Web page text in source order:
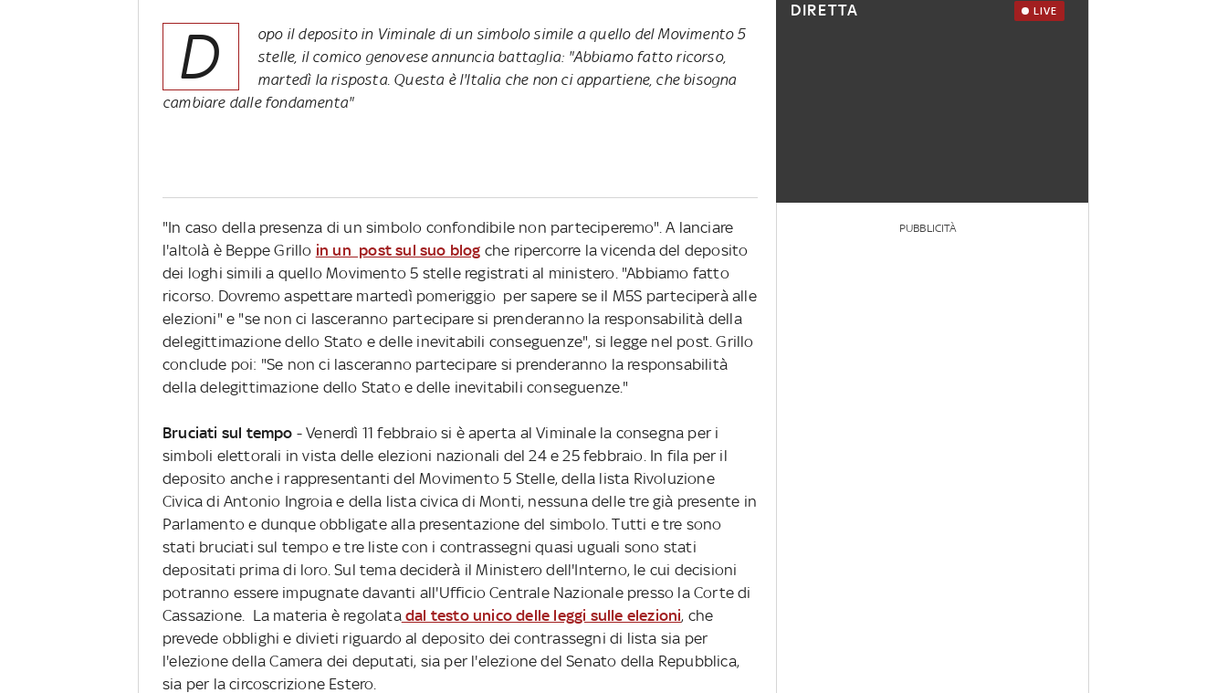
D
opo il deposito in Viminale di un simbolo simile a quello del Movimento 5
stelle, il comico genovese annuncia battaglia: "Abbiamo fatto ricorso,
martedì la risposta. Questa è l'Italia che non ci appartiene, che bisogna
cambiare dalle fondamenta"
"In caso della presenza di un simbolo confondibile non parteciperemo". A lanciare
l'altolà è Beppe Grillo in un post sul suo blog che ripercorre la vicenda del deposito
dei loghi simili a quello Movimento 5 stelle registrati al ministero. "Abbiamo fatto
ricorso. Dovremo aspettare martedì pomeriggio per sapere se il M5S parteciperà alle
elezioni" e "se non ci lasceranno partecipare si prenderanno la responsabilità della
delegittimazione dello Stato e delle inevitabili conseguenze", si legge nel post. Grillo
conclude poi: "Se non ci lasceranno partecipare si prenderanno la responsabilità
della delegittimazione dello Stato e delle inevitabili conseguenze."
Bruciati sul tempo - Venerdì 11 febbraio si è aperta al Viminale la consegna per i
simboli elettorali in vista delle elezioni nazionali del 24 e 25 febbraio. In fila per il
deposito anche i rappresentanti del Movimento 5 Stelle, della lista Rivoluzione
Civica di Antonio Ingroia e della lista civica di Monti, nessuna delle tre già presente in
Parlamento e dunque obbligate alla presentazione del simbolo. Tutti e tre sono
stati bruciati sul tempo e tre liste con i contrassegni quasi uguali sono stati
depositati prima di loro. Sul tema deciderà il Ministero dell'Interno, le cui decisioni
potranno essere impugnate davanti all'Ufficio Centrale Nazionale presso la Corte di
Cassazione. La materia è regolatadal testo unico delle leggi sulle elezioni, che
prevede obblighi e divieti riguardo al deposito dei contrassegni di lista sia per
l'elezione della Camera dei deputati, sia per l'elezione del Senato della Repubblica,
sia per la circoscrizione Estero.
DIRETTA LIVE
PUBBLICITÀ